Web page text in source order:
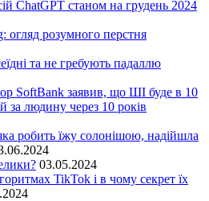
ChatGPT станом на грудень 2024
огляд розумного перстня
та не гребують падаллю
SoftBank заявив, що ШІ буде в 10
за людину через 10 років
робить їжу солонішою, надійшла
03.05.2024
TikTok і в чому секрет їх